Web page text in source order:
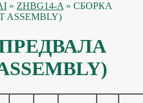
» ZHBG14-A » СБОРКА